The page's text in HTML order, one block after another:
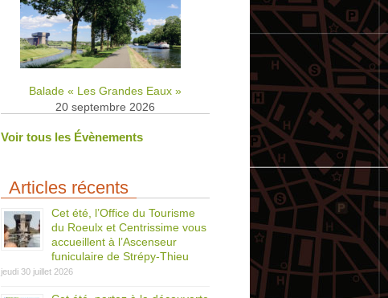
Balade « Les Grandes Eaux »
20 septembre 2026
Voir tous les Évènements
Articles récents
Cet été, l’Office du Tourisme
du Roeulx et Centrissime vous
accueillent à l’Ascenseur
funiculaire de Strépy-Thieu
jeudi 30 juillet 2026